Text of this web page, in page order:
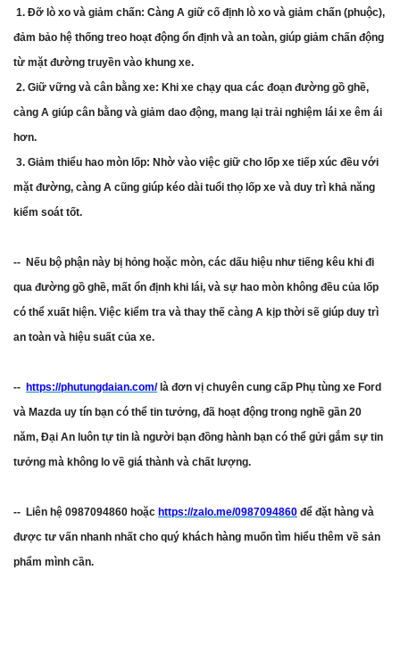
1. Đỡ lò xo và giảm chấn: Càng A giữ cố định lò xo và giảm chấn (phuộc),
đảm bảo hệ thống treo hoạt động ổn định và an toàn, giúp giảm chấn động
từ mặt đường truyền vào khung xe.
2. Giữ vững và cân bằng xe: Khi xe chạy qua các đoạn đường gồ ghề,
càng A giúp cân bằng và giảm dao động, mang lại trải nghiệm lái xe êm ái
hơn.
3. Giảm thiểu hao mòn lốp: Nhờ vào việc giữ cho lốp xe tiếp xúc đều với
mặt đường, càng A cũng giúp kéo dài tuổi thọ lốp xe và duy trì khả năng
kiểm soát tốt.
-- Nếu bộ phận này bị hỏng hoặc mòn, các dấu hiệu như tiếng kêu khi đi
qua đường gồ ghề, mất ổn định khi lái, và sự hao mòn không đều của lốp
có thể xuất hiện. Việc kiểm tra và thay thế càng A kịp thời sẽ giúp duy trì
an toàn và hiệu suất của xe.
-- https://phutungdaian.com/là đơn vị chuyên cung cấp Phụ tùng xe Ford
và Mazda uy tín bạn có thể tin tưởng, đã hoạt động trong nghề gần 20
năm, Đại An luôn tự tin là người bạn đồng hành bạn có thể gửi gắm sự tin
tưởng mà không lo về giá thành và chất lượng.
-- Liên hệ 0987094860 hoặc https://zalo.me/0987094860 để đặt hàng và
được tư vấn nhanh nhất cho quý khách hàng muốn tìm hiểu thêm về sản
phẩm mình cần.